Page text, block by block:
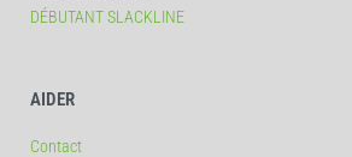
DÉBUTANT SLACKLINE
AIDER
Contact